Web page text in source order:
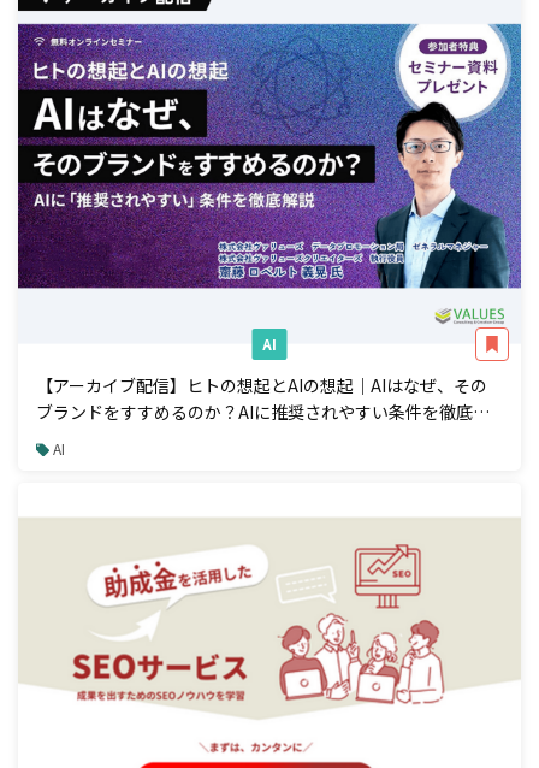
AI
【アーカイブ配信】ヒトの想起とAIの想起｜AIはなぜ、その
ブランドをすすめるのか？AIに推奨されやすい条件を徹底解
説 AI